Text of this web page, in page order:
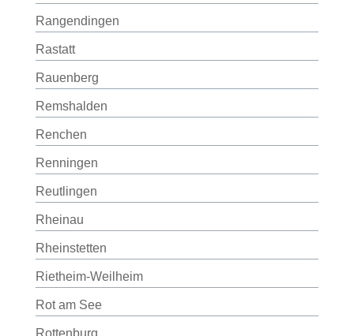
Rangendingen
Rastatt
Rauenberg
Remshalden
Renchen
Renningen
Reutlingen
Rheinau
Rheinstetten
Rietheim-Weilheim
Rot am See
Rottenburg